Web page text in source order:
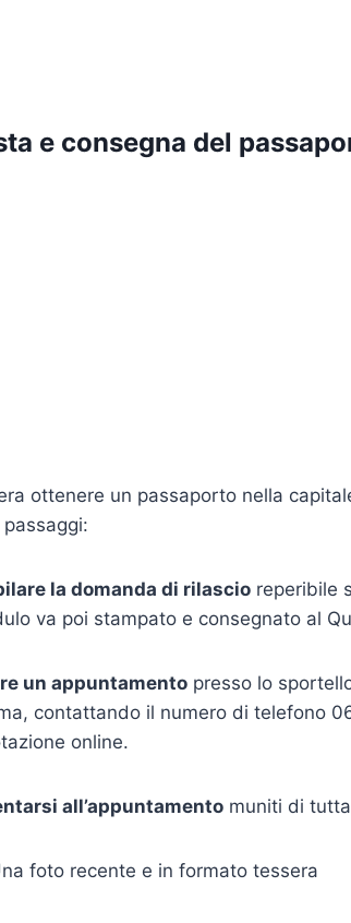
e consegna del
ottenere un passaporto nella
la domanda di rilascio reperibile
va poi stampato e consegnato al
un appuntamento presso lo
contattando il numero di telefono
online.
all’appuntamento muniti di
foto recente e in formato tessera